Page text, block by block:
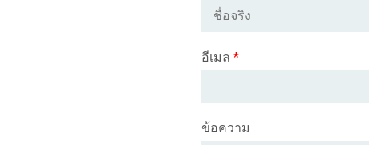
อีเมล *
ข้อความ